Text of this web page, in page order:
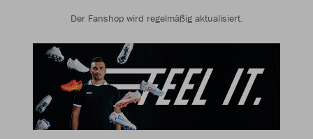
Der Fanshop wird regelmäßig aktualisiert.